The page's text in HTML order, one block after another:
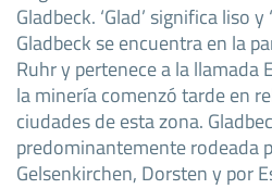
Gladbeck. ‘Glad’ significa liso
Gladbeck se encuentra en la
Ruhr y pertenece a la llamada
la minería comenzó tarde en
ciudades de esta zona.
predominantemente rodeada
Gelsenkirchen, Dorsten y por